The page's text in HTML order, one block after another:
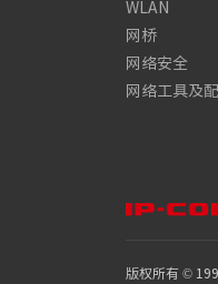
WLAN
网桥
网络安全
网络工具及
版权所有 ©